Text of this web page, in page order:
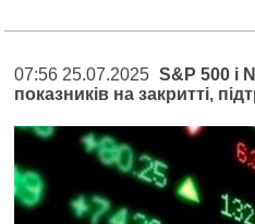
07:56 25.07.2025 S&P 500 і
показників на закритті,